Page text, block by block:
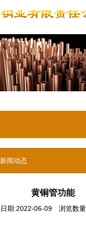
新闻动态
黄铜管功能
日期:2022-06-09 浏览数